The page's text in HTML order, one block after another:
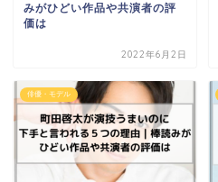
みがひどい作品や共演者の評
価は
2022年6月2日
俳優・モデル